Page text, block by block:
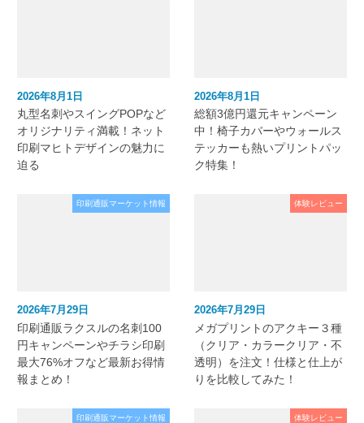
2026年8月1日
丸型名刺やスイングPOPなど
オリジナリティ満載！ネット
印刷マヒトデザインの魅力に
迫る
2026年8月1日
総額3億円還元キャンペーン
中！椅子カバーやウォールス
テッカーも熱いプリントパッ
ク特集！
印刷通販マーケット情報
2026年7月29日
印刷通販ラクスルの名刺100
円キャンペーンやチラシ印刷
最大76%オフなど最新お得情
報まとめ！
体験レビュー
2026年7月29日
メガプリントのアクキー３種
（クリア・カラークリア・不
透明）を注文！仕様と仕上が
りを比較してみた！
印刷通販マーケット情報 体験レビュー